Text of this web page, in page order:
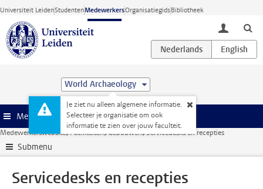
Ga direct naar de inhoud
Universiteit LeidenStudentenMedewerkersOrganisatiegidsBibliotheek
toggle
World Archaeology
Je ziet nu alleen algemene informatie.
Selecteer je organisatie om ook
informatie te zien over jouw faculteit.
Menu
Medewerkerswebsite Faciliteiten Gebouwen Servicedesks en recepties
Submenu
Servicedesks en recepties